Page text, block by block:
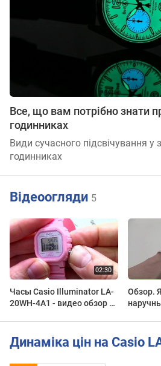
Все, що вам потрібно знати
годинниках
Види сучасного підсвічування у
годинниках
Відеоогляди 5
Часы Casio Illuminator LA-
20WH-4A1 - видео обзор от
Обзор.
Динаміка цін на Casio